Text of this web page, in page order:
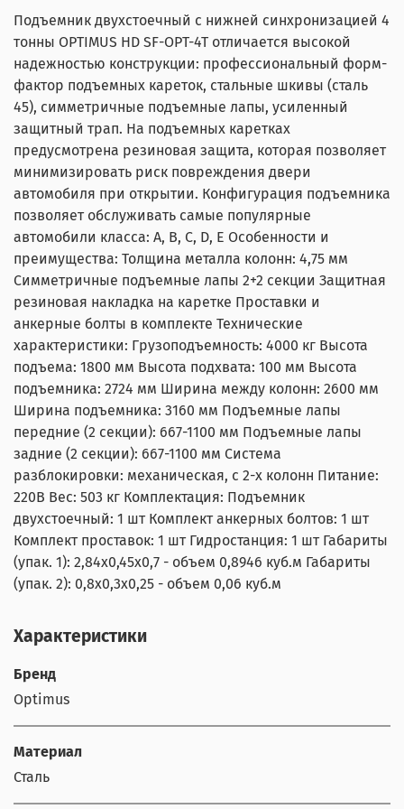
заказ, действует на весь ассортимент.
promo10 - дарим скидку 10% на
оборудование WiederKraft, Harrison, JTC, FoxWeld,
TOR.
Скидки не суммируются. Предложение действует до
31.08.2026. Доставка во все регионы РФ.
Остались вопросы? Не сработал промокод? Напишите
менеджеру на почту arkuda29@mail.ru
- не нужно сразу замораживать крупную сумму
- оборудование начинает работать и приносить доход
сразу
- финансовая нагрузка распределяется во времени
- проще масштабироваться и обновлять технику
Калькулятор расчета стоимости онлайн
- присылаете марку/модель, фото/видео и описание
состояния.
- получаете оценку и варианты замены.
- сдаёте оборудование — делаем зачёт в оплату.
Подъемник двухстоечный с нижней синхронизацией 4
тонны OPTIMUS HD SF-OPT-4T отличается высокой
надежностью конструкции: профессиональный форм-
фактор подъемных кареток, стальные шкивы (сталь
45), симметричные подъемные лапы, усиленный
защитный трап. На подъемных каретках
предусмотрена резиновая защита, которая позволяет
минимизировать риск повреждения двери
автомобиля при открытии. Конфигурация подъемника
позволяет обслуживать самые популярные
автомобили класса: А, B, C, D, E Особенности и
преимущества: Толщина металла колонн: 4,75 мм
Симметричные подъемные лапы 2+2 секции Защитная
резиновая накладка на каретке Проставки и
анкерные болты в комплекте Технические
характеристики: Грузоподъемность: 4000 кг Высота
подъема: 1800 мм Высота подхвата: 100 мм Высота
подъемника: 2724 мм Ширина между колонн: 2600 мм
Ширина подъемника: 3160 мм Подъемные лапы
передние (2 секции): 667-1100 мм Подъемные лапы
задние (2 секции): 667-1100 мм Система
разблокировки: механическая, с 2-х колонн Питание:
220В Вес: 503 кг Комплектация: Подъемник
двухстоечный: 1 шт Комплект анкерных болтов: 1 шт
Комплект проставок: 1 шт Гидростанция: 1 шт Габариты
(упак. 1): 2,84х0,45х0,7 - объем 0,8946 куб.м Габариты
(упак. 2): 0,8х0,3х0,25 - объем 0,06 куб.м
Характеристики
Бренд
Optimus
Материал
Сталь